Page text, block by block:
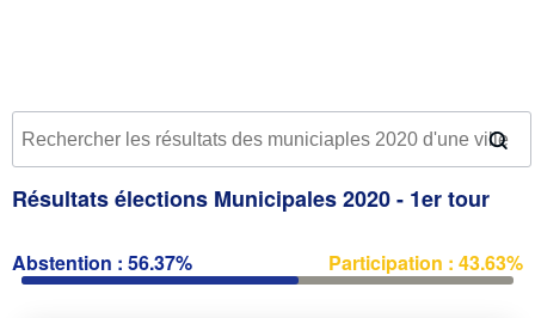
Résultats élections Municipales 2020 - 1er tour
Abstention : 56.37% Participation : 43.63%